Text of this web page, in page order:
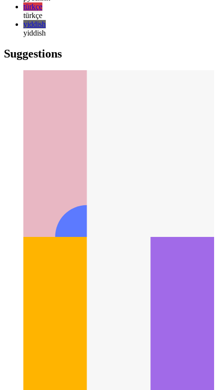
한국어
русский
русский
türkçe
yiddish
yiddish